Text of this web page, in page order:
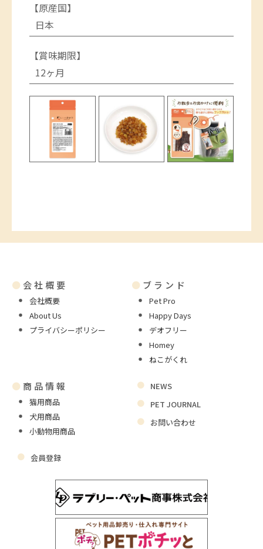
【原産国】
日本
【賞味期限】
12ヶ月
● 会社概要
会社概要
About Us
プライバシーポリシー
● ブランド
Pet Pro
Happy Days
デオフリー
Homey
ねこがくれ
● 商品情報
猫用商品
犬用商品
小動物用商品
NEWS
PET JOURNAL
お問い合わせ
会員登録